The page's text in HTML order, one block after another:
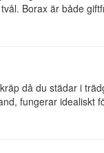
Borax är både
då du städar i
fungerar idealiskt